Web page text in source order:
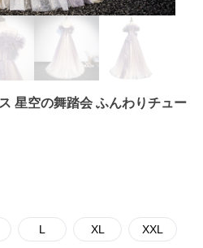
星空の舞踏会 ふんわりチュー
L XL XXL